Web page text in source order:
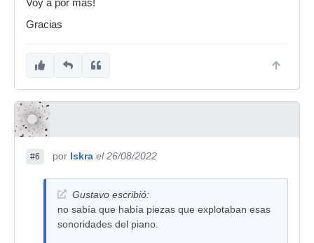
Voy a por más!
Gracias
#6 por Iskra el 26/08/2022
Gustavo escribió:
no sabía que había piezas que explotaban esas
sonoridades del piano.